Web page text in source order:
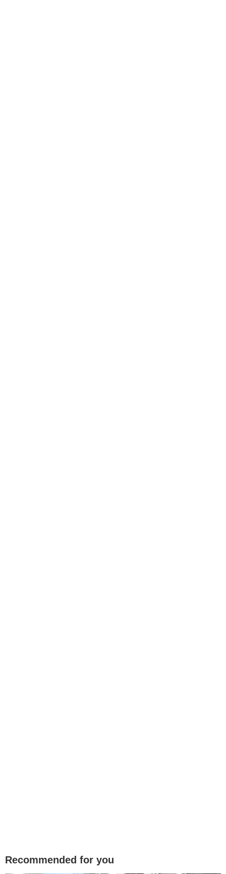
Recommended for you